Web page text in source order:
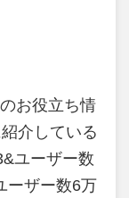
お役立ち情
介している
ユーザー数
ーザー数6万